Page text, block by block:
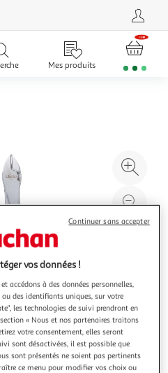
Mes produits
à
Illustration
précédente
Illustration
suivante
vos données !
accédons à des données personnelles,
des identifiants uniques, sur votre
les technologies de suivi prendront en
« Nous et nos partenaires traitons
votre consentement, elles seront
sont désactivées, il est possible que
sont présentés ne soient pas pertinents
ce menu pour modifier vos choix ou
Continuer sans accepter